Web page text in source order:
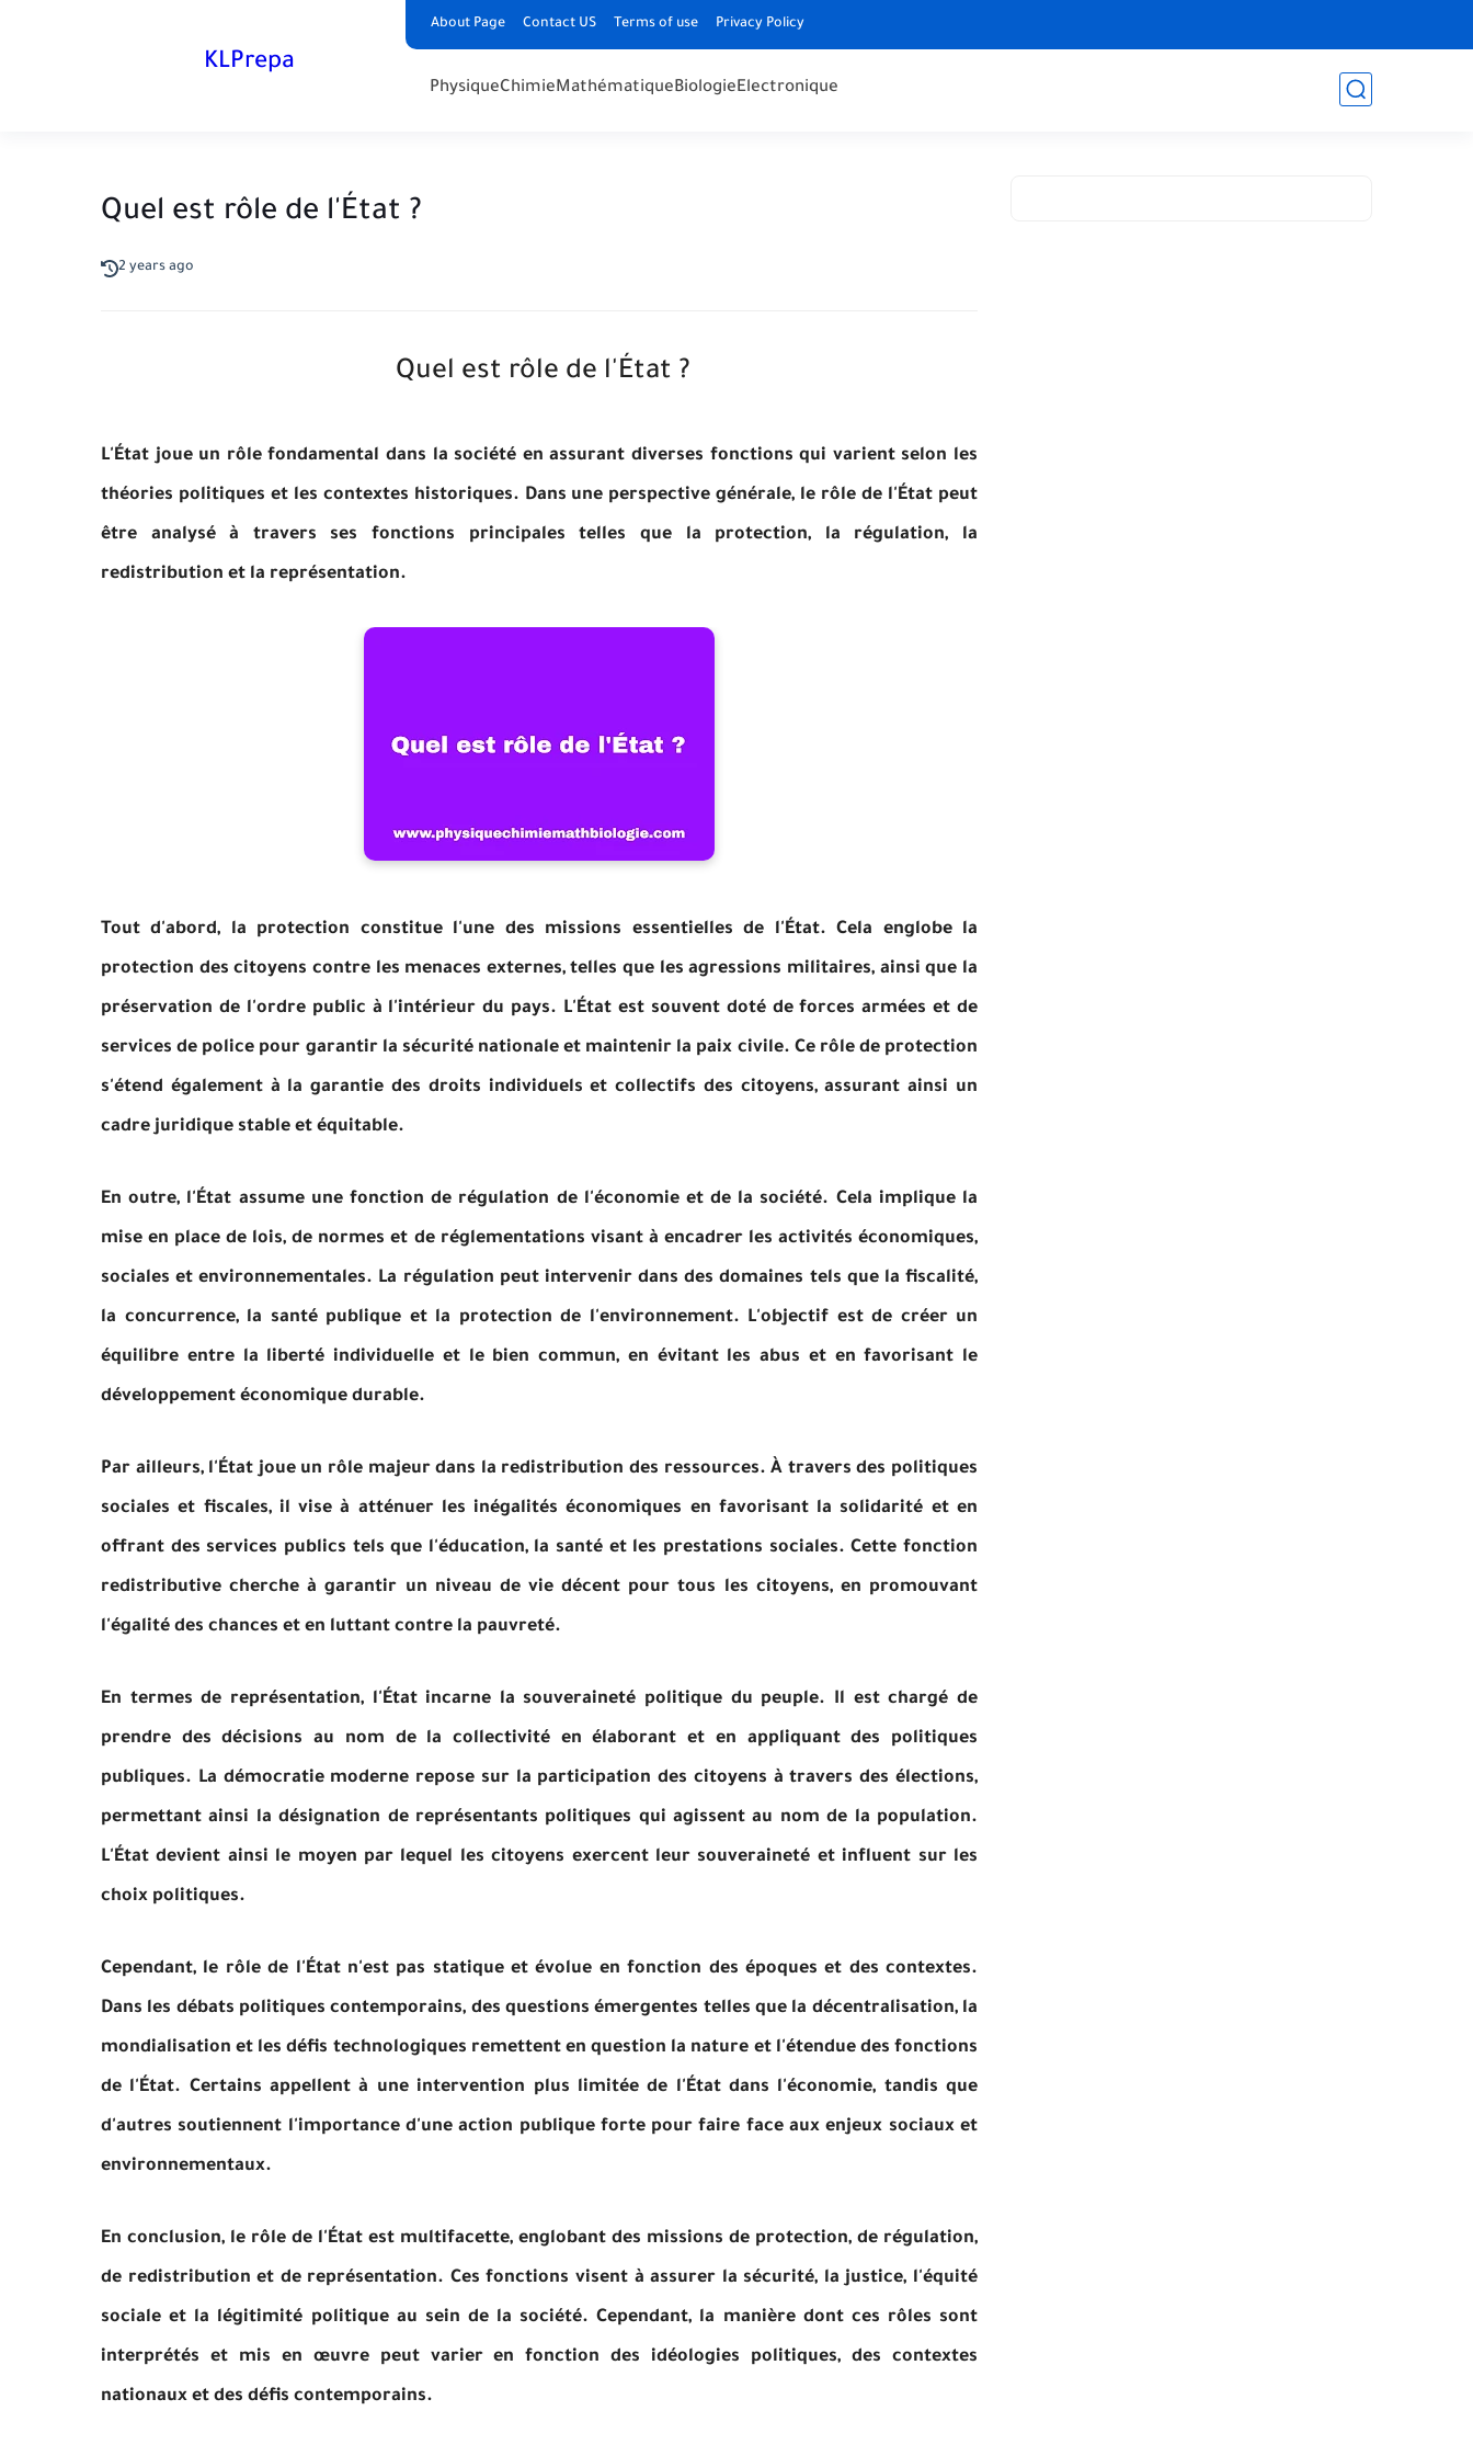
About Page Contact US Terms of use Privacy Policy
KLPrepa
PhysiqueChimieMathématiqueBiologieElectronique
Quel est rôle de l'État ?
2 years ago
Quel est rôle de l'État ?
L'État joue un rôle fondamental dans la société en assurant diverses fonctions qui varient selon les
théories politiques et les contextes historiques. Dans une perspective générale, le rôle de l'État peut
être analysé à travers ses fonctions principales telles que la protection, la régulation, la
redistribution et la représentation.
Tout d'abord, la protection constitue l'une des missions essentielles de l'État. Cela englobe la
protection des citoyens contre les menaces externes, telles que les agressions militaires, ainsi que la
préservation de l'ordre public à l'intérieur du pays. L'État est souvent doté de forces armées et de
services de police pour garantir la sécurité nationale et maintenir la paix civile. Ce rôle de protection
s'étend également à la garantie des droits individuels et collectifs des citoyens, assurant ainsi un
cadre juridique stable et équitable.
En outre, l'État assume une fonction de régulation de l'économie et de la société. Cela implique la
mise en place de lois, de normes et de réglementations visant à encadrer les activités économiques,
sociales et environnementales. La régulation peut intervenir dans des domaines tels que la fiscalité,
la concurrence, la santé publique et la protection de l'environnement. L'objectif est de créer un
équilibre entre la liberté individuelle et le bien commun, en évitant les abus et en favorisant le
développement économique durable.
Par ailleurs, l'État joue un rôle majeur dans la redistribution des ressources. À travers des politiques
sociales et fiscales, il vise à atténuer les inégalités économiques en favorisant la solidarité et en
offrant des services publics tels que l'éducation, la santé et les prestations sociales. Cette fonction
redistributive cherche à garantir un niveau de vie décent pour tous les citoyens, en promouvant
l'égalité des chances et en luttant contre la pauvreté.
En termes de représentation, l'État incarne la souveraineté politique du peuple. Il est chargé de
prendre des décisions au nom de la collectivité en élaborant et en appliquant des politiques
publiques. La démocratie moderne repose sur la participation des citoyens à travers des élections,
permettant ainsi la désignation de représentants politiques qui agissent au nom de la population.
L'État devient ainsi le moyen par lequel les citoyens exercent leur souveraineté et influent sur les
choix politiques.
Cependant, le rôle de l'État n'est pas statique et évolue en fonction des époques et des contextes.
Dans les débats politiques contemporains, des questions émergentes telles que la décentralisation, la
mondialisation et les défis technologiques remettent en question la nature et l'étendue des fonctions
de l'État. Certains appellent à une intervention plus limitée de l'État dans l'économie, tandis que
d'autres soutiennent l'importance d'une action publique forte pour faire face aux enjeux sociaux et
environnementaux.
En conclusion, le rôle de l'État est multifacette, englobant des missions de protection, de régulation,
de redistribution et de représentation. Ces fonctions visent à assurer la sécurité, la justice, l'équité
sociale et la légitimité politique au sein de la société. Cependant, la manière dont ces rôles sont
interprétés et mis en œuvre peut varier en fonction des idéologies politiques, des contextes
nationaux et des défis contemporains.